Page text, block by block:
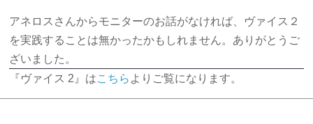
アネロスさんからモニターのお話がなければ、ヴァイス２
を実践することは無かったかもしれません。ありがとうご
ざいました。
『ヴァイス 2』はこちら よりご覧になります。